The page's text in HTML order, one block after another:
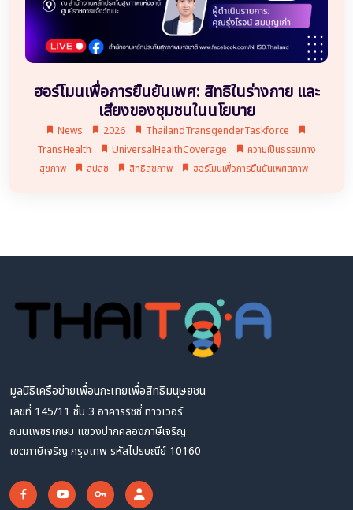
ฮอร์โมนเพื่อการยืนยันเพศ: สิทธิในร่างกาย และ
เสียงของชุมชนในนโยบาย
News 2026
ThailandTransgenderTaskforce
TransHealth
UniversalHealthCoverage
ความเป็นธรรมทาง
สุขภาพ
สปสช สิทธิสุขภาพ ฮอร์โมนเพื่อการยืนยันเพศสภาพ
มูลนิธิเครือข่ายเพื่อนกะเทยเพื่อสิทธิมนุษยชน
เลขที่ 145/11 ชั้น 3 อาคารริชชี่ ทาวเวอร์
ถนนเพชรเกษม แขวงปากคลองภาษีเจริญ
เขตภาษีเจริญ กรุงเทพ รหัสไปรษณีย์ 10160